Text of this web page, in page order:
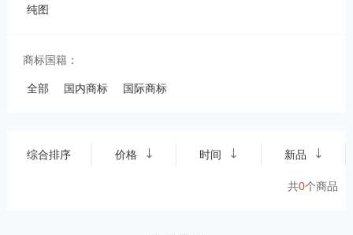
纯图
商标国籍：
全部 国内商标 国际商标
综合排序 价格 时间 新品
共0个商品